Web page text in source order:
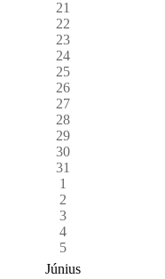
21
22
23
24
25
26
27
28
29
30
31
1
2
3
4
5
Június